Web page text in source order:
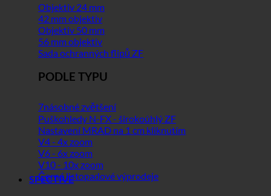
Objektiv 24 mm
42 mm objektiv
Objektiv 50 mm
56 mm objektiv
Sada ochranných flipů ZF
PODLE TYPU
7násobné zvětšení
Puškohledy N-FX - širokoúhlý ZF
Nastavení MRAD na 1 cm kliknutím
V4 - 4x zoom
V6 - 6x zoom
V10 - 10x zoom
Černé listopadové výprodeje
SPECTIVE